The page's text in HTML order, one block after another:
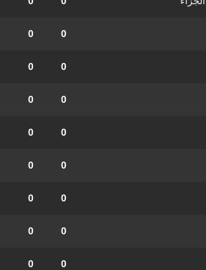
0
0
0
0
0
0
0
0
0
0
0
0
0
0
0
0